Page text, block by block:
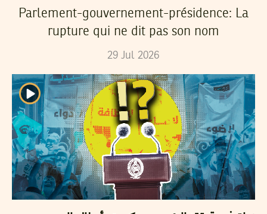
Parlement-gouvernement-présidence: La
rupture qui ne dit pas son nom
29 Jul 2026